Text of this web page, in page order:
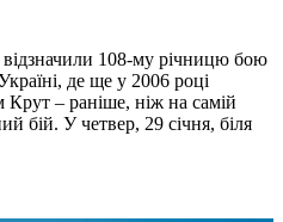
108-му річницю бою
де ще у 2006 році
– раніше, ніж на самій
бій. У четвер, 29 січня, біля